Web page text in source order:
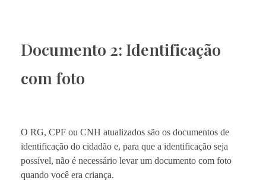
Documento 2: Identificação
com foto
O RG, CPF ou CNH atualizados são os documentos de
identificação do cidadão e, para que a identificação seja
possível, não é necessário levar um documento com foto
quando você era criança.